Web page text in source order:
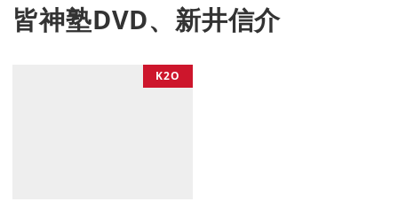
皆神塾DVD、新井信介
K2O